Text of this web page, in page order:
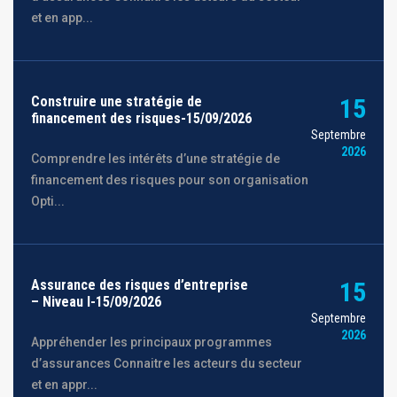
et en app...
Construire une stratégie de
financement des risques-15/09/2026
Comprendre les intérêts d’une stratégie de
financement des risques pour son organisation
Opti...
15
Septembre
2026
Assurance des risques d’entreprise
– Niveau I-15/09/2026
Appréhender les principaux programmes
d’assurances Connaitre les acteurs du secteur
et en appr...
15
Septembre
2026